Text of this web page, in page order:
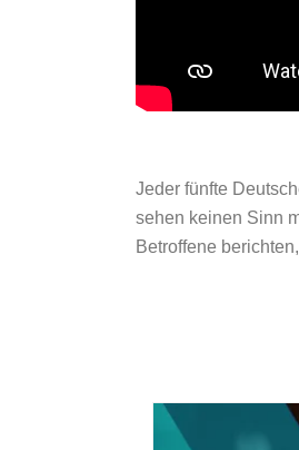
Jeder fünfte
sehen keinen Sinn
Betroffene